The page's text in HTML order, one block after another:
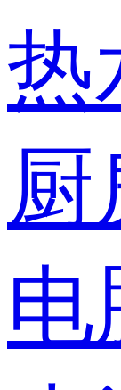
热
厨
电